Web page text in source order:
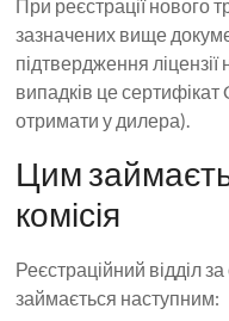
При реєстрації нового
зазначених вище
підтвердження
випадків це
отримати у дилера).
Цим
комісія
Реєстраційний відділ
займається наступним: